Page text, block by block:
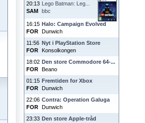
20:13
SAM
Lego Batman: Leg...
bbc
16:15
FOR
Halo: Campaign Evolved
Dunwich
11:56
FOR
Nyt i PlayStation Store
Konsolkongen
18:02
FOR
Den store Commodore 64-...
Beano
01:15
FOR
Fremtiden for Xbox
Dunwich
22:06
FOR
Contra: Operation Galuga
Dunwich
23:33 Den store Apple-tråd